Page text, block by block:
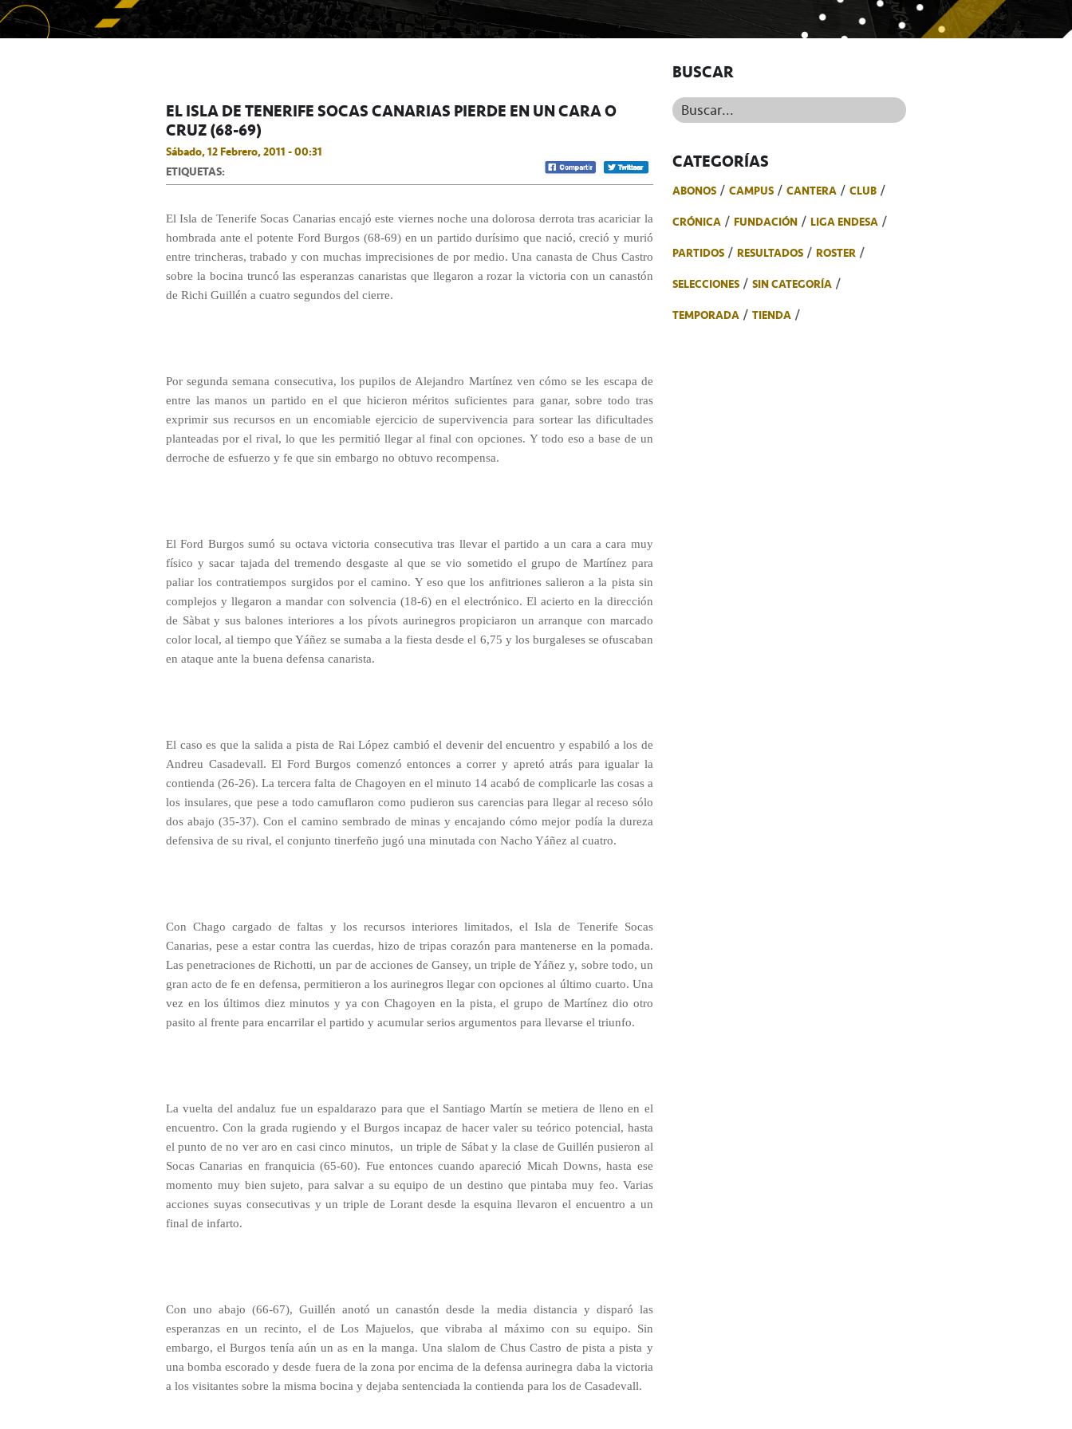
EL ISLA DE TENERIFE SOCAS CANARIAS PIERDE EN UN CARA O
CRUZ (68-69)
Sábado, 12 Febrero, 2011 - 00:31
ETIQUETAS:
El Isla de Tenerife Socas Canarias encajó este viernes noche una dolorosa derrota tras acariciar la
hombrada ante el potente Ford Burgos (68-69) en un partido durísimo que nació, creció y murió
entre trincheras, trabado y con muchas imprecisiones de por medio. Una canasta de Chus Castro
sobre la bocina truncó las esperanzas canaristas que llegaron a rozar la victoria con un canastón
de Richi Guillén a cuatro segundos del cierre.
Por segunda semana consecutiva, los pupilos de Alejandro Martínez ven cómo se les escapa de
entre las manos un partido en el que hicieron méritos suficientes para ganar, sobre todo tras
exprimir sus recursos en un encomiable ejercicio de supervivencia para sortear las dificultades
planteadas por el rival, lo que les permitió llegar al final con opciones. Y todo eso a base de un
derroche de esfuerzo y fe que sin embargo no obtuvo recompensa.
El Ford Burgos sumó su octava victoria consecutiva tras llevar el partido a un cara a cara muy
físico y sacar tajada del tremendo desgaste al que se vio sometido el grupo de Martínez para
paliar los contratiempos surgidos por el camino. Y eso que los anfitriones salieron a la pista sin
complejos y llegaron a mandar con solvencia (18-6) en el electrónico. El acierto en la dirección
de Sàbat y sus balones interiores a los pívots aurinegros propiciaron un arranque con marcado
color local, al tiempo que Yáñez se sumaba a la fiesta desde el 6,75 y los burgaleses se ofuscaban
en ataque ante la buena defensa canarista.
El caso es que la salida a pista de Rai López cambió el devenir del encuentro y espabiló a los de
Andreu Casadevall. El Ford Burgos comenzó entonces a correr y apretó atrás para igualar la
contienda (26-26). La tercera falta de Chagoyen en el minuto 14 acabó de complicarle las cosas a
los insulares, que pese a todo camuflaron como pudieron sus carencias para llegar al receso sólo
dos abajo (35-37). Con el camino sembrado de minas y encajando cómo mejor podía la dureza
defensiva de su rival, el conjunto tinerfeño jugó una minutada con Nacho Yáñez al cuatro.
Con Chago cargado de faltas y los recursos interiores limitados, el Isla de Tenerife Socas
Canarias, pese a estar contra las cuerdas, hizo de tripas corazón para mantenerse en la pomada.
Las penetraciones de Richotti, un par de acciones de Gansey, un triple de Yáñez y, sobre todo, un
gran acto de fe en defensa, permitieron a los aurinegros llegar con opciones al último cuarto. Una
vez en los últimos diez minutos y ya con Chagoyen en la pista, el grupo de Martínez dio otro
pasito al frente para encarrilar el partido y acumular serios argumentos para llevarse el triunfo.
La vuelta del andaluz fue un espaldarazo para que el Santiago Martín se metiera de lleno en el
encuentro. Con la grada rugiendo y el Burgos incapaz de hacer valer su teórico potencial, hasta
el punto de no ver aro en casi cinco minutos,
un triple de Sábat y la clase de Guillén pusieron al
Socas Canarias en franquicia (65-60). Fue entonces cuando apareció Micah Downs, hasta ese
momento muy bien sujeto, para salvar a su equipo de un destino que pintaba muy feo. Varias
acciones suyas consecutivas y un triple de Lorant desde la esquina llevaron el encuentro a un
final de infarto.
Con uno abajo (66-67), Guillén anotó un canastón desde la media distancia y disparó las
esperanzas en un recinto, el de Los Majuelos, que vibraba al máximo con su equipo. Sin
embargo, el Burgos tenía aún un as en la manga. Una slalom de Chus Castro de pista a pista y
una bomba escorado y desde fuera de la zona por encima de la defensa aurinegra daba la victoria
a los visitantes sobre la misma bocina y dejaba sentenciada la contienda para los de Casadevall.
BUSCAR
Buscar...
CATEGORÍAS
ABONOS CAMPUS CANTERA
CLUB
CRÓNICA
FUNDACIÓN
LIGA ENDESA
PARTIDOS
RESULTADOS
ROSTER
SELECCIONES
SIN CATEGORÍA
TEMPORADA
TIENDA